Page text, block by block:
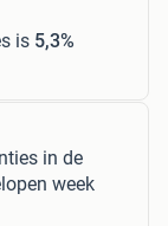
is 5,3%
in de
week